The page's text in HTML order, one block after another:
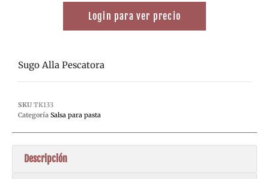
Login para ver precio
Sugo Alla Pescatora
SKU TK133
Categoría Salsa para pasta
Descripción